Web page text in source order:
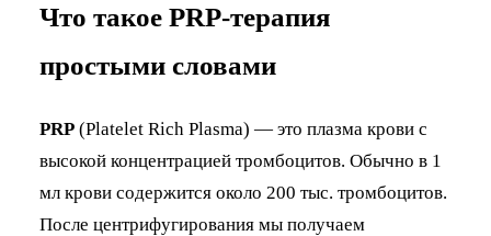
Что такое PRP-терапия
простыми словами
PRP (Platelet Rich Plasma) — это плазма крови с
высокой концентрацией тромбоцитов. Обычно в 1
мл крови содержится около 200 тыс. тромбоцитов.
После центрифугирования мы получаем